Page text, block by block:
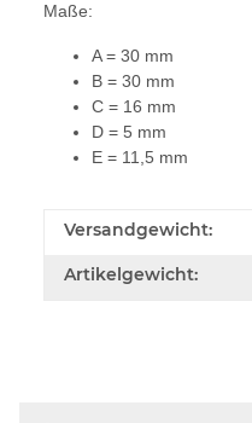
Maße:
A = 30 mm
B = 30 mm
C = 16 mm
D = 5 mm
E = 11,5 mm
Versandgewicht:
Artikelgewicht: